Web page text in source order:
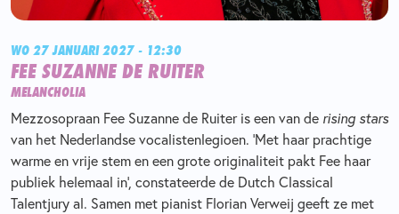
WO 27 JANUARI 2027 - 12:30
FEE SUZANNE DE RUITER
MELANCHOLIA
Mezzosopraan Fee Suzanne de Ruiter is een van de rising stars
van het Nederlandse vocalistenlegioen. ‘Met haar prachtige
warme en vrije stem en een grote originaliteit pakt Fee haar
publiek helemaal in’, constateerde de Dutch Classical
Talentjury al. Samen met pianist Florian Verweij geeft ze met